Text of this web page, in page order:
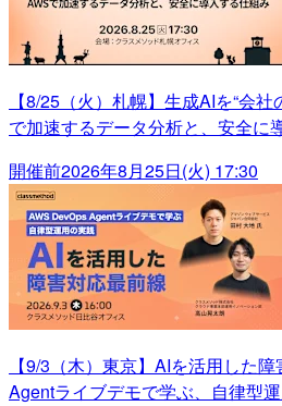
【8/25（火）札幌】生成AIを“会
で加速するデータ分析と、安全に
開催前2026年8月25日(火) 17:30
【9/3（木）東京】AIを活用した
Agentライブデモで学ぶ、自律型